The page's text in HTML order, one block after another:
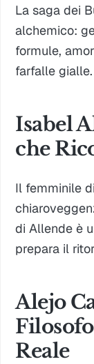
La saga dei
alchemico:
formule,
farfalle gialle.
Isabel
che
Il femminile
di Allende è
prepara il
Alejo
Reale